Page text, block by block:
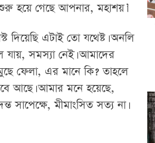
হয়ে গেছে আপনার, মহাশয়।’
এটাই তো যথেষ্ট। অনলি
যায়, সমস্যা নেই। আমাদের
ফেলা, এর মানে কি? তাহলে
আছে। আমার মনে হয়েছে,
মীমাংসিত সত্য না।